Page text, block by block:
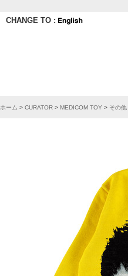
CHANGE TO :
ホーム > CURATOR > MEDICOM TOY > その他